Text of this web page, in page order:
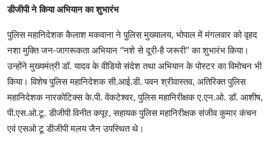
डीजीपी ने किया अभियान का शुभारंभ
पुलिस महानिदेशक कैलाश मकवाना ने पुलिस मुख्यालय, भोपाल में मंगलवार को वृहद
नशा मुक्ति जन-जागरूकता अभियान ‘’नशे से दूरी-है जरूरी’’ का शुभारंभ किया।
उन्होंने मुख्यमंत्री डॉ. यादव के वीडियो संदेश तथा अभियान के पोस्टर का विमोचन भी
किया। विशेष पुलिस महानिदेशक सी.आई.डी. पवन श्रीवास्तव, अतिरिक्त पुलिस
महानिदेशक नारकोटिक्स के.पी. वेंकटेश्वर, पुलिस महानिरीक्षक ए.एन.ओ. डॉ. आशीष,
पी.एस.ओ.टू. डीजीपी विनीत कपूर, सहायक पुलिस महानिरीक्षक संजीव कुमार कंचन
एवं एसओ टू डीजीपी मलय जैन उपस्थित थे।